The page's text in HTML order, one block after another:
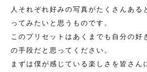
人それぞれ好みの写真がたくさんある
ってみたいと思うものです。
このプリセットはあくまでも自分の好
の手段だと思ってください。
まずは僕が感じている楽しさを皆さん